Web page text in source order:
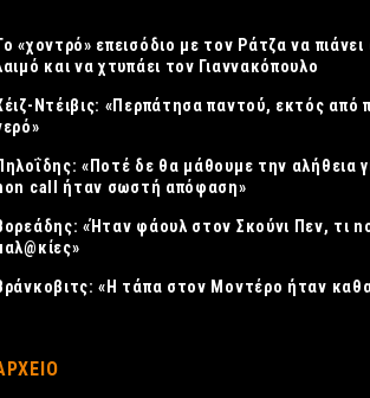
«χοντρό» επεισόδιο με τον Ράτζα να πιάνει
και να χτυπάει τον Γιαννακόπουλο
Ντέιβις: «Περπάτησα παντού, εκτός από
«Ποτέ δε θα μάθουμε την αλήθεια
call ήταν σωστή απόφαση»
«Ήταν φάουλ στον Σκούνι Πεν, τι
«Η τάπα στον Μοντέρο ήταν